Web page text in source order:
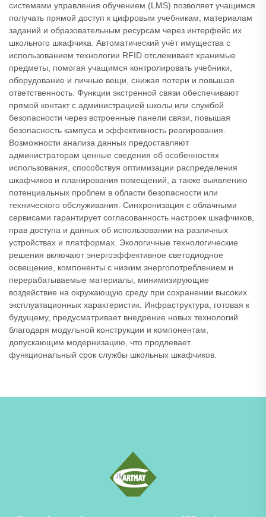
системами управления обучением (LMS) позволяет учащимся
получать прямой доступ к цифровым учебникам, материалам
заданий и образовательным ресурсам через интерфейс их
школьного шкафчика. Автоматический учёт имущества с
использованием технологии RFID отслеживает хранимые
предметы, помогая учащимся контролировать учебники,
оборудование и личные вещи, снижая потери и повышая
ответственность. Функции экстренной связи обеспечивают
прямой контакт с администрацией школы или службой
безопасности через встроенные панели связи, повышая
безопасность кампуса и эффективность реагирования.
Возможности анализа данных предоставляют
администраторам ценные сведения об особенностях
использования, способствуя оптимизации распределения
шкафчиков и планирования помещений, а также выявлению
потенциальных проблем в области безопасности или
технического обслуживания. Синхронизация с облачными
сервисами гарантирует согласованность настроек шкафчиков,
прав доступа и данных об использовании на различных
устройствах и платформах. Экологичные технологические
решения включают энергоэффективное светодиодное
освещение, компоненты с низким энергопотреблением и
перерабатываемые материалы, минимизирующие
воздействие на окружающую среду при сохранении высоких
эксплуатационных характеристик. Инфраструктура, готовая к
будущему, предусматривает внедрение новых технологий
благодаря модульной конструкции и компонентам,
допускающим модернизацию, что продлевает
функциональный срок службы школьных шкафчиков.